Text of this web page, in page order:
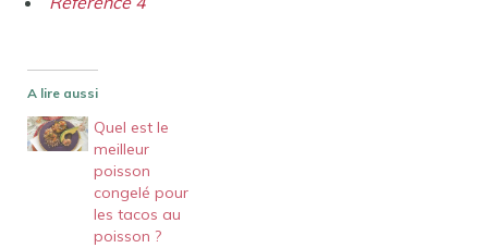
A lire aussi
Quel est le
meilleur
poisson
congelé pour
les tacos au
poisson ?